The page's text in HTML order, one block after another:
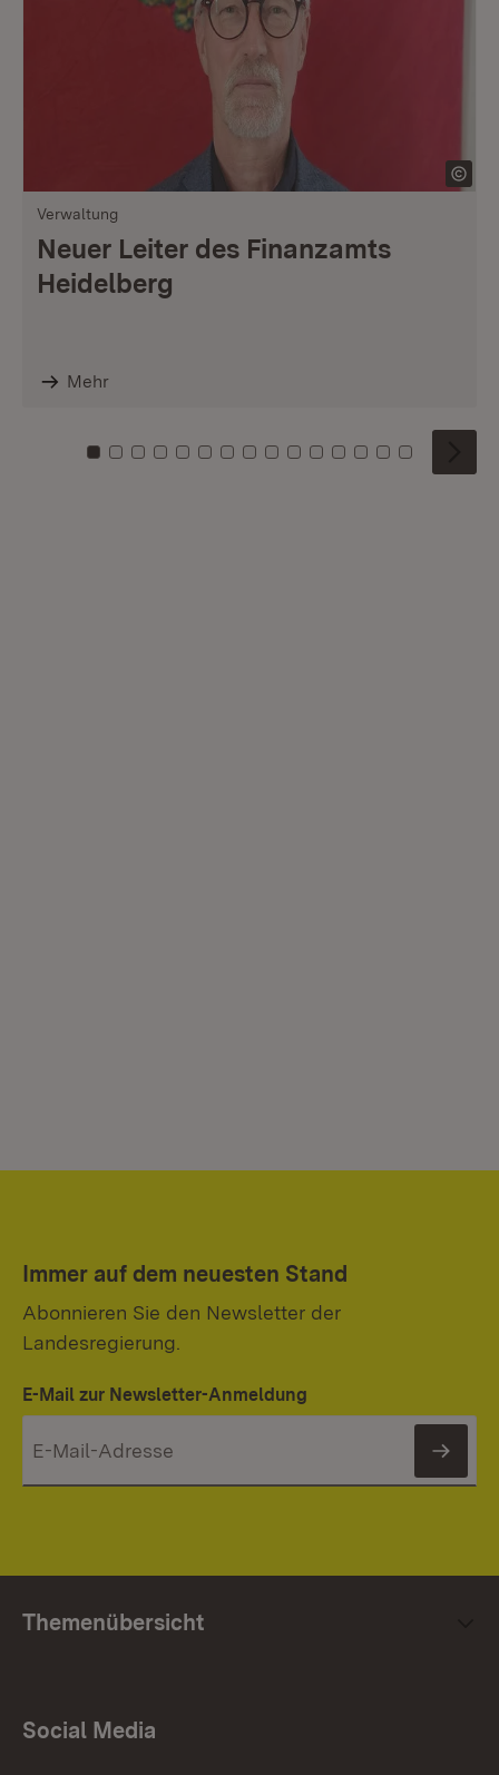
Verwaltung
Neuer Leiter des Finanzamts
Heidelberg
Mehr
Zu Kachel: 0
Zu Kachel: 1
Zu Kachel: 2
Zu Kachel: 3
Zu Kachel: 4
Zu Kachel: 5
Zu Kachel: 6
Zu Kachel: 7
Zu Kachel: 8
Zu Kachel: 9
Zu Kachel: 10
Zu Kachel: 11
Zu Kachel: 12
Zu Kachel:
Zu
Immer auf dem neuesten Stand
Abonnieren Sie den Newsletter der
Landesregierung.
E-Mail zur Newsletter-Anmeldung
Themenübersicht
Social Media